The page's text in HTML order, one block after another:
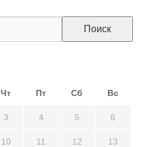
Чт Пт Сб Вс
3 4 5 6
10 11 12 13